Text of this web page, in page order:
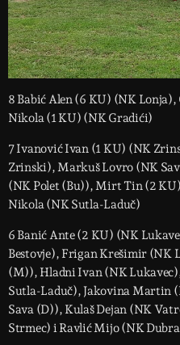
8 Babić Alen (6 KU) (NK
Nikola (1 KU) (NK Gradići)
7 Ivanović Ivan (1 KU) (NK
Zrinski), Markuš Lovro (NK
(NK Polet (Bu)), Mirt Tin (2
Nikola (NK Sutla-Laduč)
6 Banić Ante (2 KU) (NK
Bestovje), Frigan Krešimir (NK
(M)), Hladni Ivan (NK
Sutla-Laduč), Jakovina Martin
Sava (D)), Kulaš Dejan (NK
Strmec) i Ravlić Mijo (NK